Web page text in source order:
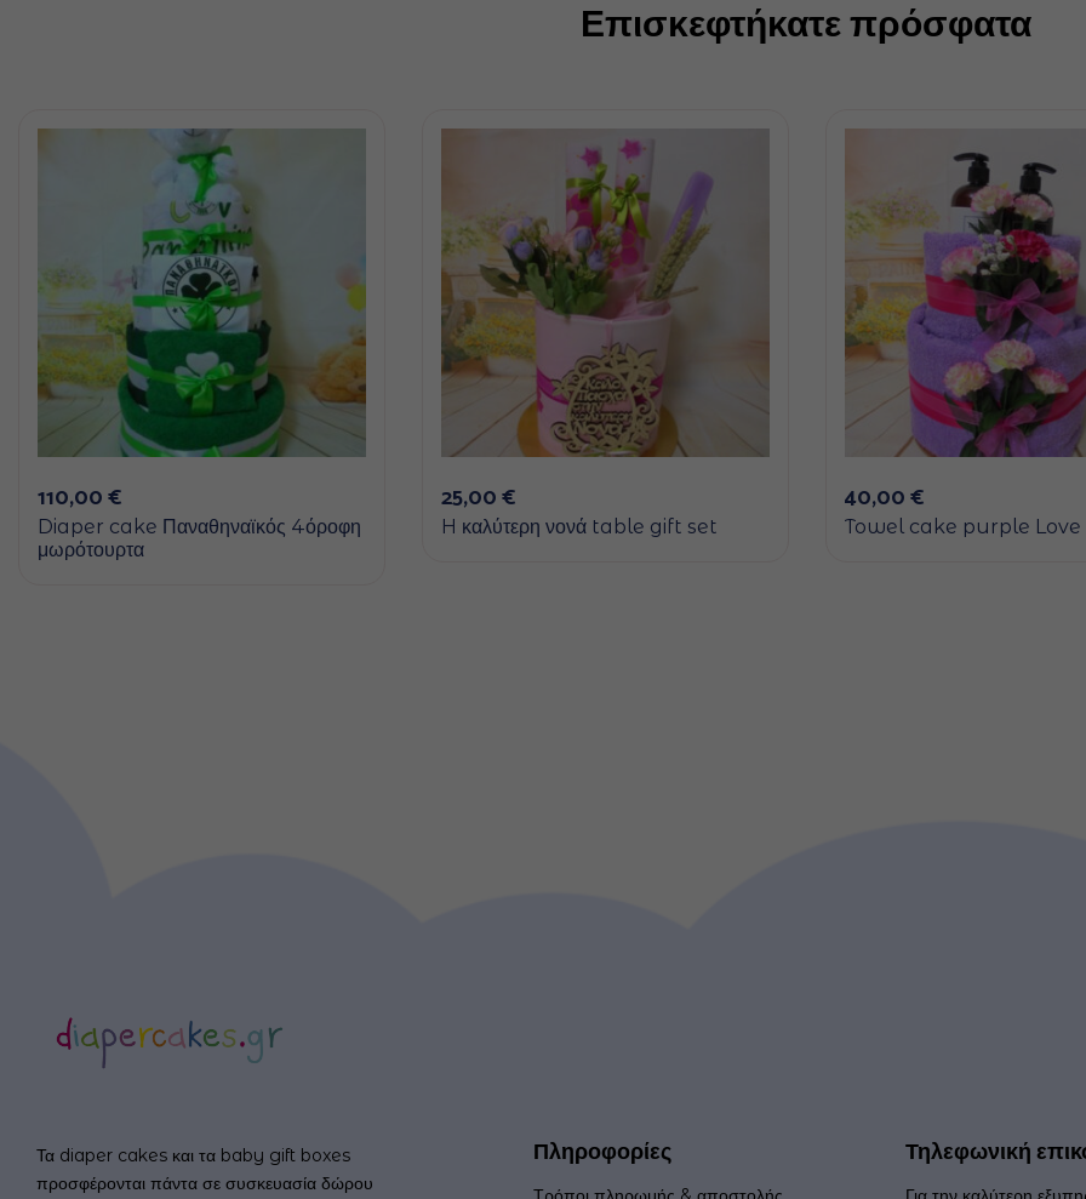
Επισκεφτήκατε πρόσφατα
110,00€
Diaper cake Παναθηναϊκός 4όροφη
μωρότουρτα
25,00€
H καλύτερη νονά table gift set
40,00€
Towel cake purple Love
Τα diaper cakes και τα baby gift boxes
προσφέρονται πάντα σε συσκευασία δώρου
Πληροφορίες Τηλεφωνική